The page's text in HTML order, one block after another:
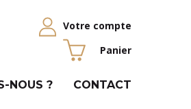
Votre compte
Panier
NOUS ? CONTACT